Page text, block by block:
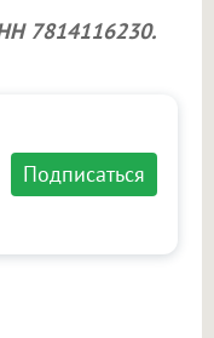
7814116230.
Подписаться